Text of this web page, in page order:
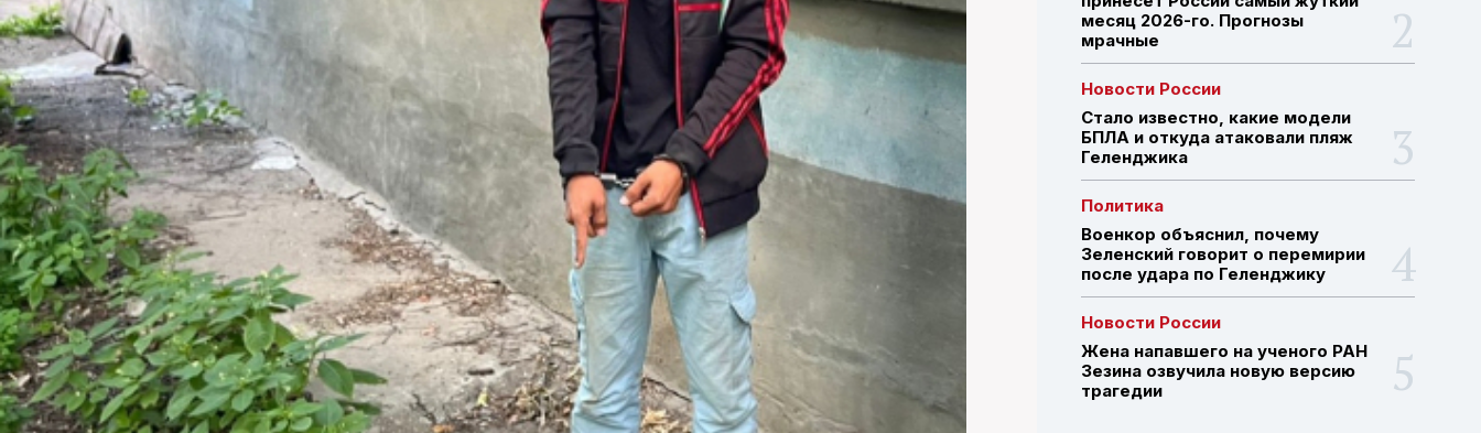
ПОИСК ПО САЙТУ
месяц 2026-го. Прогнозы
мрачные
Новости России
Стало известно, какие модели
БПЛА и откуда атаковали пляж
Геленджика
Политика
Военкор объяснил, почему
Зеленский говорит о перемирии
после удара по Геленджику
Новости России
Жена напавшего на ученого РАН
Зезина озвучила новую версию
трагедии